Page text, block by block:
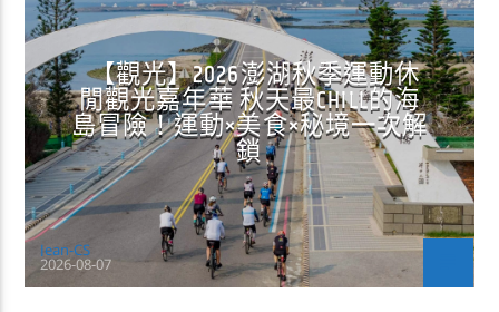
【觀光】2026澎湖秋季運動休
閒觀光嘉年華 秋天最CHILL的海
島冒險！運動×美食×秘境一次解
鎖
Jean-CS
2026-08-07